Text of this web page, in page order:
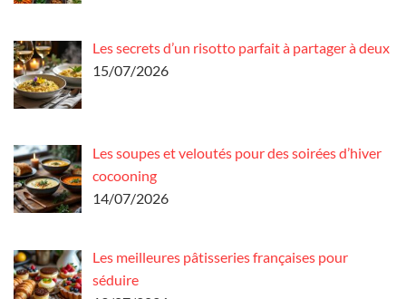
Les secrets d’un risotto parfait à partager à deux
15/07/2026
Les soupes et veloutés pour des soirées d’hiver
cocooning
14/07/2026
Les meilleures pâtisseries françaises pour
séduire